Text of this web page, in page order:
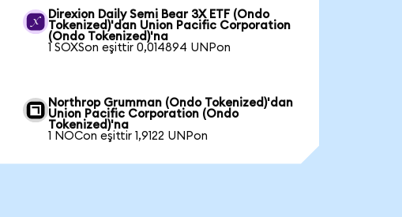
Direxion Daily Semi Bear 3X ETF (Ondo
Tokenized)'dan Union Pacific Corporation
(Ondo Tokenized)'na
1 SOXSon eşittir 0,014894 UNPon
Northrop Grumman (Ondo Tokenized)'dan
Union Pacific Corporation (Ondo
Tokenized)'na
1 NOCon eşittir 1,9122 UNPon